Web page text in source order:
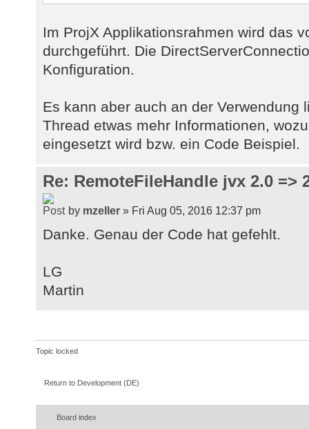
Im ProjX Applikationsrahmen wird das
durchgeführt. Die
Konfiguration.
Es kann aber auch an der Verwendung
Thread etwas mehr Informationen,
eingesetzt wird bzw. ein Code Beispiel.
Re: RemoteFileHandle jvx 2.0 =>
by mzeller » Fri Aug 05, 2016 12:37 pm
Danke. Genau der Code hat gefehlt.
LG
Martin
Topic locked
Return to Development (DE)
Board index